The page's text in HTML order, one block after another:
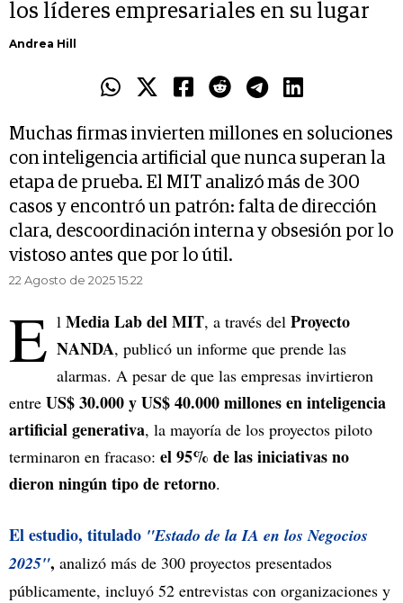
los líderes empresariales en su lugar
Andrea Hill
Muchas firmas invierten millones en soluciones
con inteligencia artificial que nunca superan la
etapa de prueba. El MIT analizó más de 300
casos y encontró un patrón: falta de dirección
clara, descoordinación interna y obsesión por lo
vistoso antes que por lo útil.
22 Agosto de 2025 15.22
E l Media Lab del MIT, a través del Proyecto
NANDA, publicó un informe que prende las
alarmas. A pesar de que las empresas invirtieron
entre US$ 30.000 y US$ 40.000 millones en inteligencia
artificial generativa, la mayoría de los proyectos piloto
terminaron en fracaso: el 95% de las iniciativas no
dieron ningún tipo de retorno.
El estudio, titulado "Estado de la IA en los Negocios
2025", analizó más de 300 proyectos presentados
públicamente, incluyó 52 entrevistas con organizaciones y